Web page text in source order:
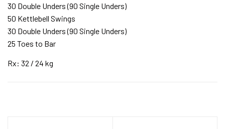
30 Double Unders (90 Single Unders)
50 Kettlebell Swings
30 Double Unders (90 Single Unders)
25 Toes to Bar
Rx: 32 / 24 kg